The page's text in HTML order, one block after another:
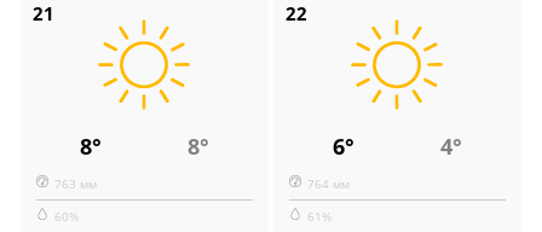
21
8° 8°
763 мм
60%
22
6° 4°
764 мм
61%